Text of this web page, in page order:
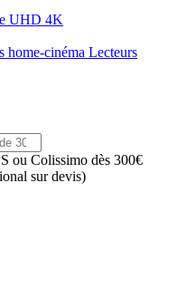
UHD 4K
home-cinéma Lecteurs
ou Colissimo dès 300€
sur devis)